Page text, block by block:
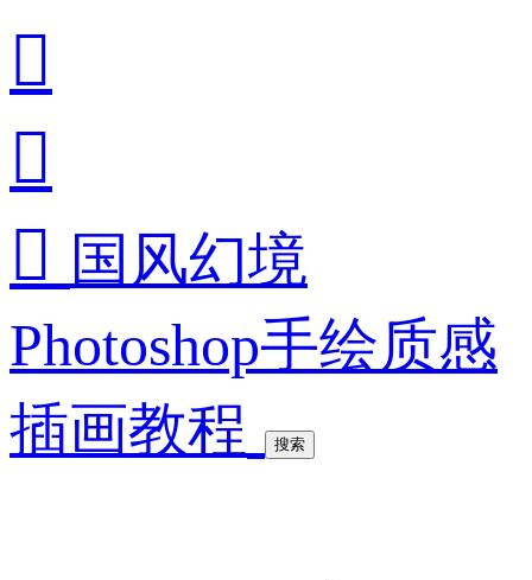


 国风幻境
Photoshop手绘质感
插画教程
搜索